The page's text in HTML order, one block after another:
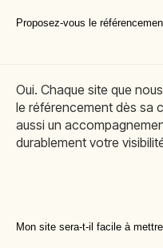
Proposez-vous le
Oui. Chaque site que
le référencement dès sa
aussi un
durablement votre
Mon site sera-t-il facile à